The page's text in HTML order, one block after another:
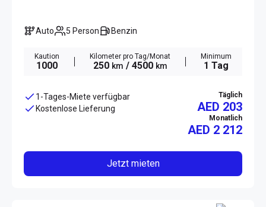
Auto 5 Person Benzin
Kaution
1000
Kilometer pro Tag/Monat
250 km / 4500 km
Minimum
1 Tag
1-Tages-Miete verfügbar
Kostenlose Lieferung
Täglich
AED 203
Monatlich
AED 2 212
Jetzt mieten